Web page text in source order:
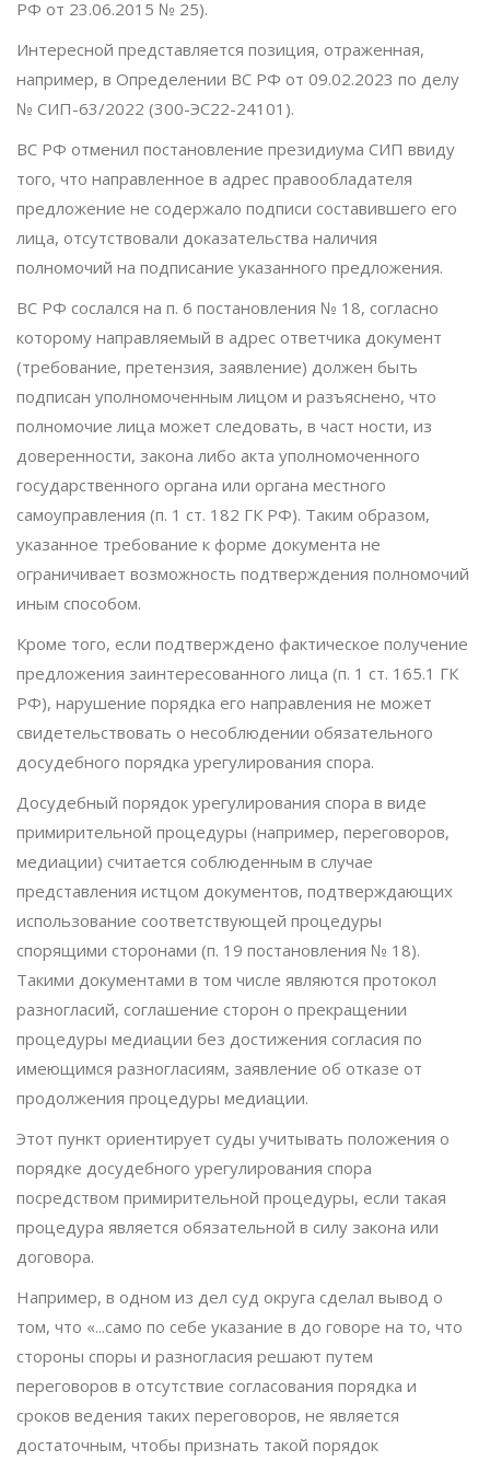
РФ от 23.06.2015 № 25).
Интересной представляется позиция, отраженная,
например, в Определении ВС РФ от 09.02.2023 по делу
№ СИП-63/2022 (300-ЭС22-24101).
ВС РФ отменил постановление президиума СИП ввиду
того, что направленное в адрес правообладателя
предложение не содержало подписи составившего его
лица, отсутствовали доказательства наличия
полномочий на подписание указанного предложения.
ВС РФ сослался на п. 6 постановления № 18, согласно
которому направляемый в адрес ответчика документ
(требование, претензия, заявление) должен быть
подписан уполномоченным лицом и разъяснено, что
полномочие лица может следовать, в част ности, из
доверенности, закона либо акта уполномоченного
государственного органа или органа местного
самоуправления (п. 1 ст. 182 ГК РФ). Таким образом,
указанное требование к форме документа не
ограничивает возможность подтверждения полномочий
иным способом.
Кроме того, если подтверждено фактическое получение
предложения заинтересованного лица (п. 1 ст. 165.1 ГК
РФ), нарушение порядка его направления не может
свидетельствовать о несоблюдении обязательного
досудебного порядка урегулирования спора.
Досудебный порядок урегулирования спора в виде
примирительной процедуры (например, переговоров,
медиации) считается соблюденным в случае
представления истцом документов, подтверждающих
использование соответствующей процедуры
спорящими сторонами (п. 19 постановления № 18).
Такими документами в том числе являются протокол
разногласий, соглашение сторон о прекращении
процедуры медиации без достижения согласия по
имеющимся разногласиям, заявление об отказе от
продолжения процедуры медиации.
Этот пункт ориентирует суды учитывать положения о
порядке досудебного урегулирования спора
посредством примирительной процедуры, если такая
процедура является обязательной в силу закона или
договора.
Например, в одном из дел суд округа сделал вывод о
том, что «...само по себе указание в до­ говоре на то, что
стороны споры и разногласия решают путем
переговоров в отсутствие согласования порядка и
сроков ведения таких переговоров, не является
достаточным, чтобы признать такой порядок